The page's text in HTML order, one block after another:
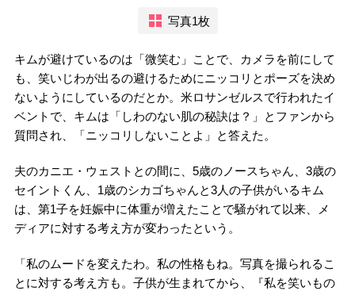
写真1枚
キムが避けているのは「微笑む」ことで、カメラを前にして
も、笑いじわが出るの避けるためにニッコリとポーズを決め
ないようにしているのだとか。米ロサンゼルスで行われたイ
ベントで、キムは「しわのない肌の秘訣は？」とファンから
質問され、「ニッコリしないことよ」と答えた。
夫のカニエ・ウェストとの間に、5歳のノースちゃん、3歳の
セイントくん、1歳のシカゴちゃんと3人の子供がいるキム
は、第1子を妊娠中に体重が増えたことで騒がれて以来、メ
ディアに対する考え方が変わったという。
「私のムードを変えたわ。私の性格もね。写真を撮られるこ
とに対する考え方も。子供が生まれてから、『私を笑いもの